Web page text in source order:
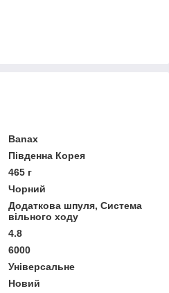
Banax
Південна Корея
465 г
Чорний
Додаткова шпуля, Система
вільного ходу
4.8
6000
Універсальне
Новий